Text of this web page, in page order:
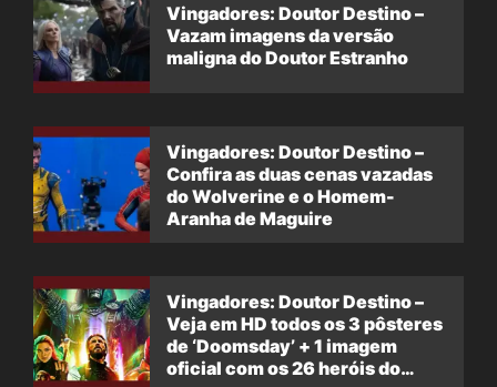
Vingadores: Doutor Destino –
Vazam imagens da versão
maligna do Doutor Estranho
Vingadores: Doutor Destino –
Confira as duas cenas vazadas
do Wolverine e o Homem-
Aranha de Maguire
Vingadores: Doutor Destino –
Veja em HD todos os 3 pôsteres
de ‘Doomsday’ + 1 imagem
oficial com os 26 heróis do